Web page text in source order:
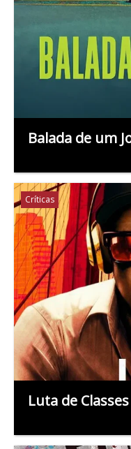
Balada de um
Críticas
Luta de Classes